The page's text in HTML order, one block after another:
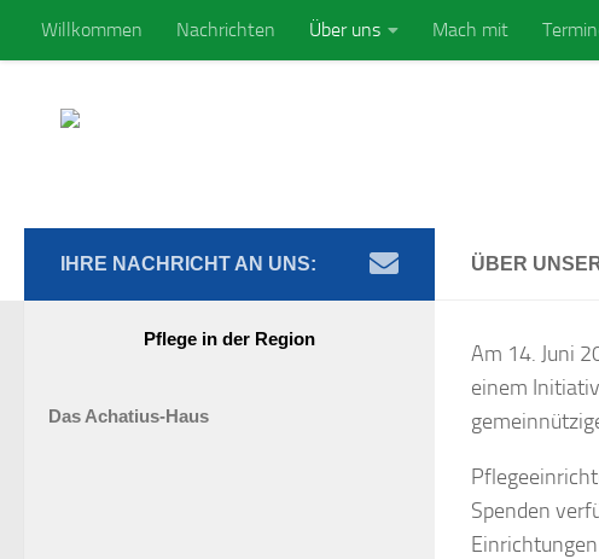
Zum Inhalt springen
Willkommen Nachrichten Über uns Mach mit
ÜBER
Am 14. Juni
einem
Spenden
IHRE NACHRICHT AN UNS:
Pflege in der Region
Das Achatius-Haus